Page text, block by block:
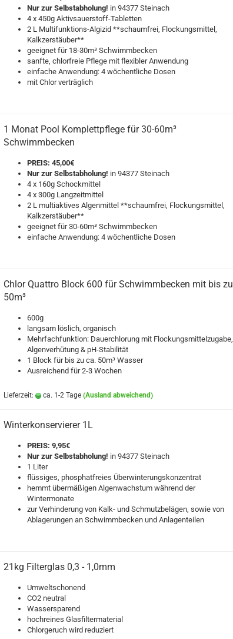
Nur zur Selbstabholung! in 94377 Steinach
4 x 450g Aktivsauerstoff-Tabletten
2 L Multifunktions-Algizid **schaumfrei, Flockungsmittel,
Kalkzerstäuber**
geeignet für 18-30m³ Schwimmbecken
sanfte, chlorfreie Pflege mit flexibler Anwendung
einfache Anwendung: 4 wöchentliche Dosen
mit Chlor verträglich
1 Monat Pool Komplettpflege für 30-60m³
Schwimmbecken
PREIS: 45,00€
Nur zur Selbstabholung! in 94377 Steinach
4 x 160g Schockmittel
4 x 300g Langzeitmittel
2 L multiaktives Algenmittel **schaumfrei, Flockungsmittel,
Kalkzerstäuber**
geeignet für 30-60m³ Schwimmbecken
einfache Anwendung: 4 wöchentliche Dosen
Chlor Quattro Block 600 für Schwimmbecken mit bis zu
50m³
600g
langsam löslich, organisch
Mehrfachfunktion: Dauerchlorung mit Flockungsmittelzugabe,
Algenverhütung & pH-Stabilität
1 Block für bis zu ca. 50m³ Wasser
Ausreichend für 2-3 Wochen
Lieferzeit: ca. 1-2 Tage (Ausland abweichend)
Winterkonservierer 1L
PREIS: 9,95€
Nur zur Selbstabholung! in 94377 Steinach
1 Liter
flüssiges, phosphatfreies Überwinterungskonzentrat
hemmt übermäßigen Algenwachstum während der
Wintermonate
zur Verhinderung von Kalk- und Schmutzbelägen, sowie von
Ablagerungen an Schwimmbecken und Anlagenteilen
21kg Filterglas 0,3 - 1,0mm
Umweltschonend
CO2 neutral
Wassersparend
hochreines Glasfiltermaterial
Chlorgeruch wird reduziert